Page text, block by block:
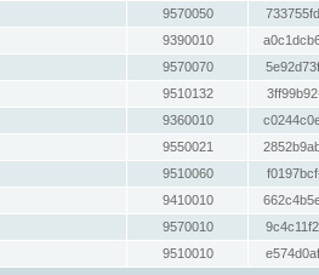
9570050
9390010
9570070
9510132
9360010
9550021
9510060
9410010
9570010
9510010